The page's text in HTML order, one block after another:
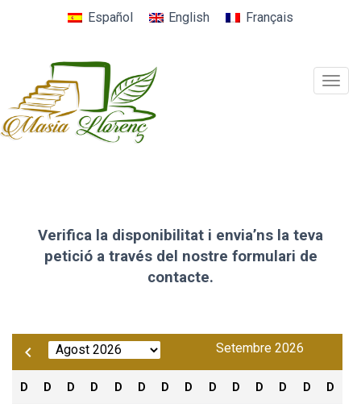
Español English Français
Verifica la disponibilitat i envia’ns la teva
petició a través del nostre formulari de
contacte.
D D D D D D D
Setembre 2026
D D D D D D D